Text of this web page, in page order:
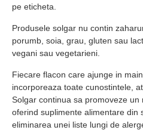
pe eticheta.
Produsele solgar nu contin
porumb, soia, grau, gluten sau
vegani sau vegetarieni.
Fiecare flacon care ajunge in
incorporeaza toate cunostintele,
Solgar continua sa promoveze un
oferind suplimente alimentare din
eliminarea unei liste lungi de